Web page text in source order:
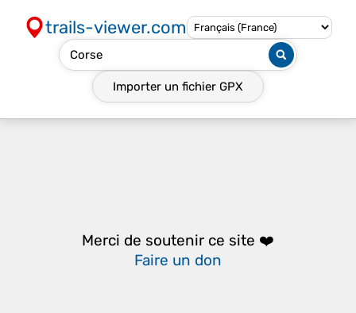
trails-viewer.com
Importer un fichier GPX
Merci de soutenir ce site ❤️
Faire un don